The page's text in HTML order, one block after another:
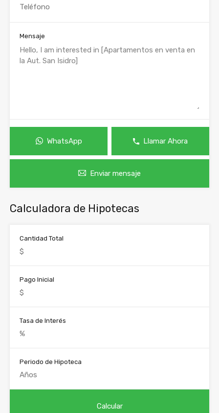
Mensaje
WhatsApp Llamar Ahora
Enviar mensaje
Calculadora de Hipotecas
Cantidad Total
Pago Inicial
Tasa de Interés
Periodo de Hipoteca